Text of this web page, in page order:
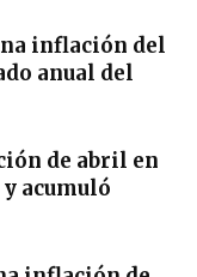
inflación del
anual del
de abril en
acumuló